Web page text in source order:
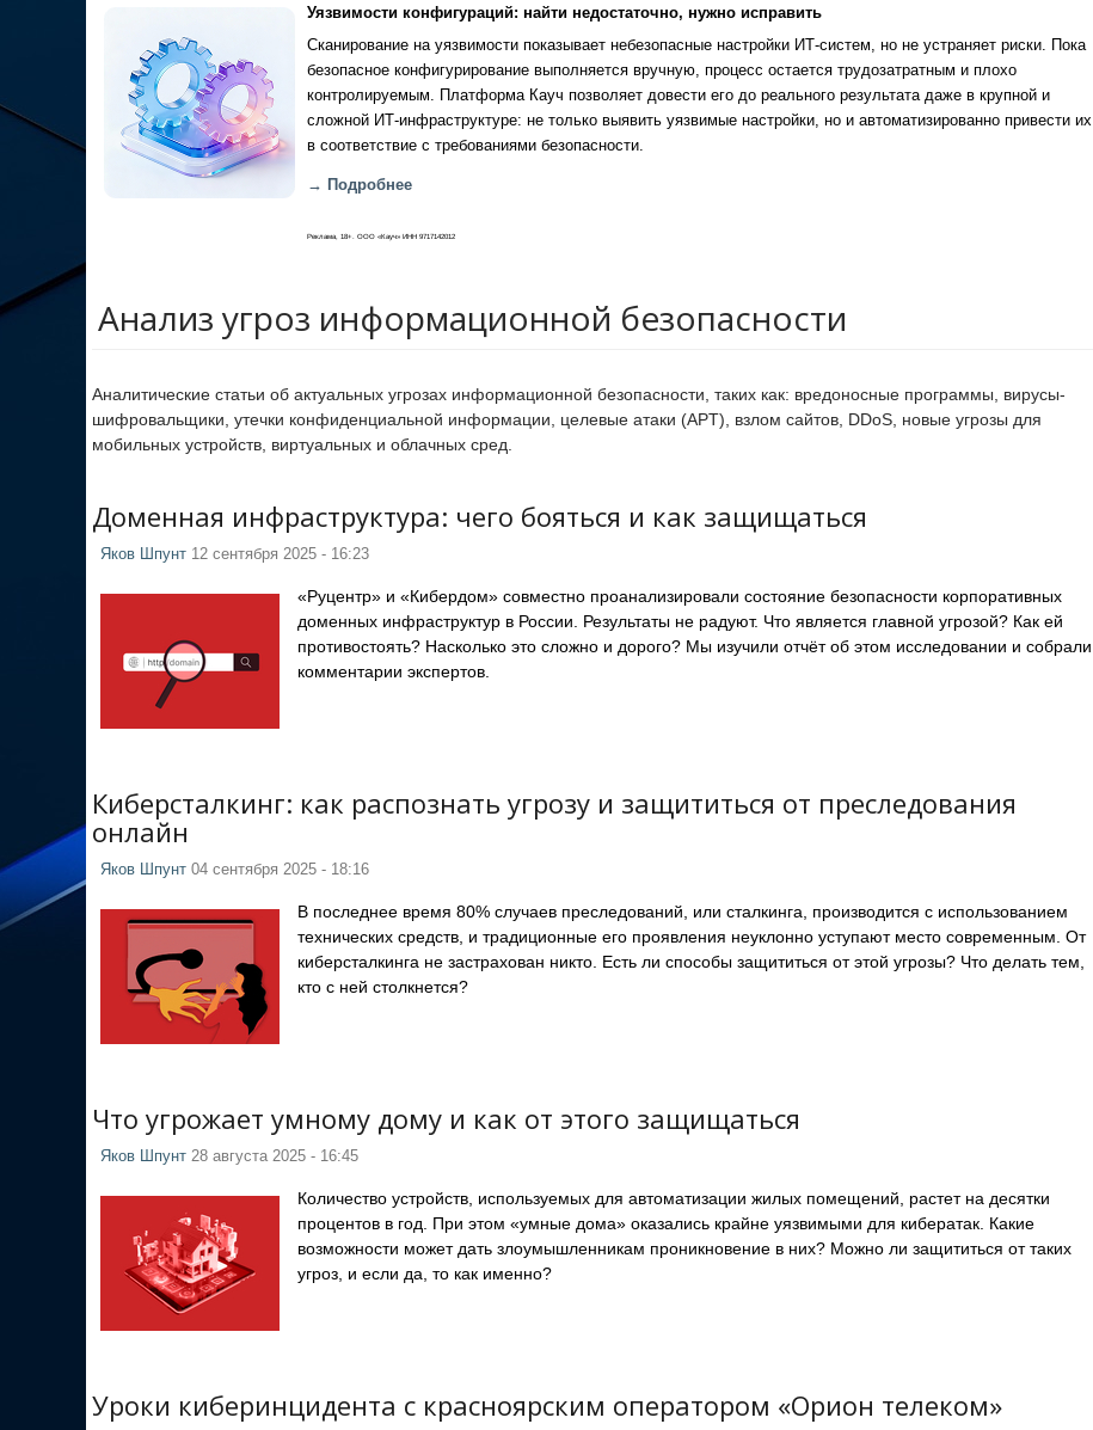
Уязвимости конфигураций: найти недостаточно, нужно исправить
Сканирование на уязвимости показывает небезопасные настройки ИТ-систем, но не устраняет риски. Пока
безопасное конфигурирование выполняется вручную, процесс остается трудозатратным и плохо
контролируемым. Платформа Кауч позволяет довести его до реального результата даже в крупной и
сложной ИТ-инфраструктуре: не только выявить уязвимые настройки, но и автоматизированно привести их
в соответствие с требованиями безопасности.
→ Подробнее
Реклама, 18+. ООО «Кауч» ИНН 9717142012
Анализ угроз информационной безопасности
Аналитические статьи об актуальных угрозах информационной безопасности, таких как: вредоносные программы, вирусы-
шифровальщики, утечки конфиденциальной информации, целевые атаки (APT), взлом сайтов, DDoS, новые угрозы для
мобильных устройств, виртуальных и облачных сред.
Доменная инфраструктура: чего бояться и как защищаться
Яков Шпунт 12 сентября 2025 - 16:23
«Руцентр» и «Кибердом» совместно проанализировали состояние безопасности корпоративных
доменных инфраструктур в России. Результаты не радуют. Что является главной угрозой? Как ей
противостоять? Насколько это сложно и дорого? Мы изучили отчёт об этом исследовании и собрали
комментарии экспертов.
Киберсталкинг: как распознать угрозу и защититься от преследования
онлайн
Яков Шпунт 04 сентября 2025 - 18:16
В последнее время 80% случаев преследований, или сталкинга, производится с использованием
технических средств, и традиционные его проявления неуклонно уступают место современным. От
киберсталкинга не застрахован никто. Есть ли способы защититься от этой угрозы? Что делать тем,
кто с ней столкнется?
Что угрожает умному дому и как от этого защищаться
Яков Шпунт 28 августа 2025 - 16:45
Количество устройств, используемых для автоматизации жилых помещений, растет на десятки
процентов в год. При этом «умные дома» оказались крайне уязвимыми для кибератак. Какие
возможности может дать злоумышленникам проникновение в них? Можно ли защититься от таких
угроз, и если да, то как именно?
Уроки киберинцидента с красноярским оператором «Орион телеком»